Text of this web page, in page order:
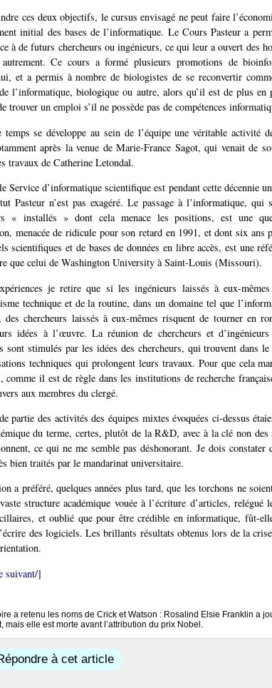
ces deux objectifs, le cursus envisagé ne peut faire
initial des bases de l’informatique. Le Cours Pasteur a
à de futurs chercheurs ou ingénieurs, ce qui leur a ouvert des
Ce cours a formé plusieurs promotions de
et a permis à nombre de biologistes de se reconvertir
l’informatique, biologique ou autre, alors qu’il est de plus
trouver un emploi s’il ne possède pas de compétences
temps se développe au sein de l’équipe une véritable activité
après la venue de Marie-France Sagot, qui venait de
travaux de Catherine Letondal.
Service d’informatique scientifique est pendant cette décennie
Pasteur n’est pas exagéré. Le passage à l’informatique, qui
« installés » dont cela menace les positions, est une
menacée de ridicule pour son retard en 1991, et dont six ans
scientifiques et de bases de données en libre accès, est une
que celui de Washington University à Saint-Louis (Missouri).
je retire que si les ingénieurs laissés à eux-
technique et de la routine, dans un domaine tel que
des chercheurs laissés à eux-mêmes risquent de tourner en
idées à l’œuvre. La réunion de chercheurs et
sont stimulés par les idées des chercheurs, qui trouvent dans
techniques qui prolongent leurs travaux. Pour que cela
comme il est de règle dans les institutions de recherche
aux membres du clergé.
partie des activités des équipes mixtes évoquées ci-dessus
du terme, certes, plutôt de la R&D, avec à la clé non
ce qui ne me semble pas déshonorant. Je dois constater
bien traités par le mandarinat universitaire.
a préféré, quelques années plus tard, que les torchons ne
structure académique vouée à l’écriture d’articles,
et oublié que pour être crédible en informatique, fût-
des logiciels. Les brillants résultats obtenus lors de la
suivant/]
a retenu les noms de Crick et Watson : Rosalind Elsie Franklin a
mais elle est morte avant l’attribution du prix Nobel.
à cet article